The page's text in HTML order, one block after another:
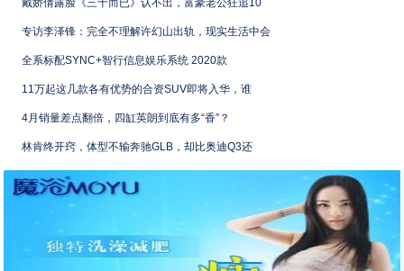
专访李泽锋：完全不理解许幻山出轨，现实生活中会
全系标配SYNC+智行信息娱乐系统 2020款
11万起这几款各有优势的合资SUV即将入华，谁
4月销量差点翻倍，四缸英朗到底有多“香”？
林肯终开窍，体型不输奔驰GLB，却比奥迪Q3还